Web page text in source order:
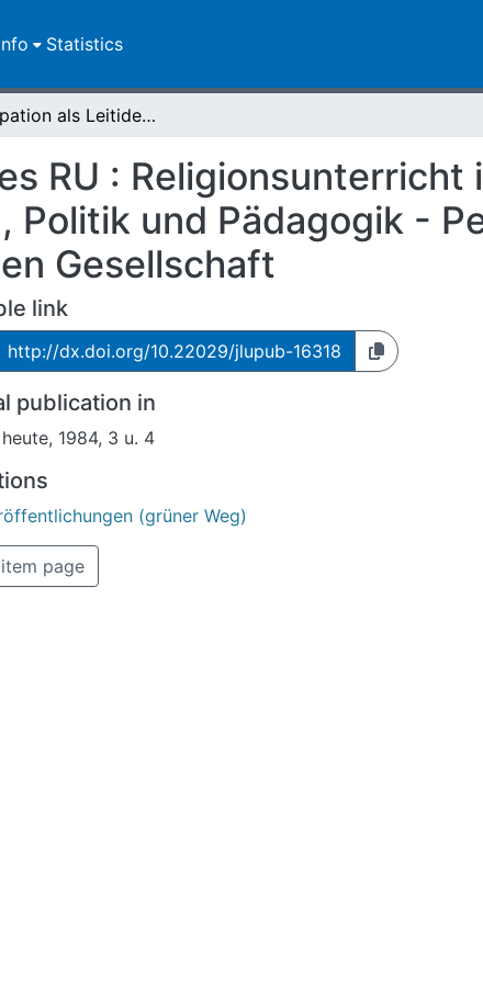
Statistics
Emanzipation als Leitidee des RU : Religionsunterricht im Spannungsfeld von Religion, Politik und Pädagogik - Perspektiven des RU in der demokratischen Gesellschaft
RU : Religionsunterricht
Politik und Pädagogik -
Gesellschaft
link
http://dx.doi.org/10.22029/jlupub-16318
publication in
1984, 3 u. 4
(grüner Weg)
page